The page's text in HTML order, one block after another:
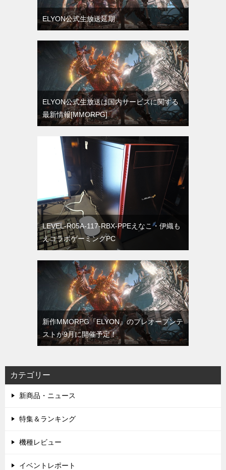
ELYON公式生放送延期
ELYON公式生放送は国内サービスに関する
最新情報[MMORPG]
LEVEL-R05A-117-RBX-PPEえなこ・伊織も
えコラボゲーミングPC
新作MMORPG『ELYON』のプレオープンテ
ストが9月に開催予定！
カテゴリー
新商品・ニュース
特集＆ランキング
機種レビュー
イベントレポート